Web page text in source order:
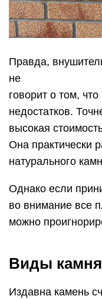
Правда,
не
говорит о том,
недостатков.
высокая
Она практически
натурального
Однако если
во внимание все
можно
Виды
Издавна камень